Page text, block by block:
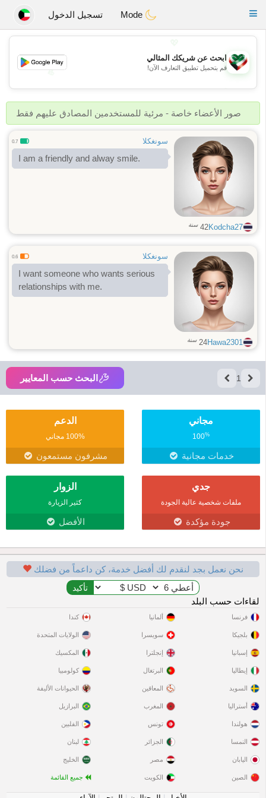
KuwaitChat
Toggle
تسجيل الدخول
💖
💕
💕
ابحث عن شريكك المثالي
قم بتحميل تطبيق التعارف الآن!
صور الأعضاء خاصة - مرئية للمستخدمين المصادق عليهم فقط
سونغكلا 0.7
I am a friendly and​ alway​ smile.
Kodcha27
42 سنة
سونغكلا 0.6
I want someone who wants serious
relationships with me.
Hawa2301
24 سنة
1 البحث حسب المعايير
مجاني
100%
خدمات مجانية
الدعم
100% مجاني
مشرفون مستمعون
جدي
ملفات شخصية عالية الجودة
جودة مؤكدة
الزوار
كثير الزيارة
الأفضل
نحن نعمل بجد لنقدم لك أفضل خدمة، كن داعماً من فضلك
لقاءات حسب البلد
فرنسا
بلجيكا
إسبانيا
إيطاليا
السويد
ألمانيا
سويسرا
إنجلترا
البرتغال
المعاقين
كندا
الولايات المتحدة
المكسيك
كولومبيا
الحيوانات الأليفة
أستراليا
هولندا
النمسا
اليابان
الصين
المغرب
تونس
الجزائر
مصر
الكويت
البرازيل
الفلبين
لبنان
الخليج
جميع القائمة